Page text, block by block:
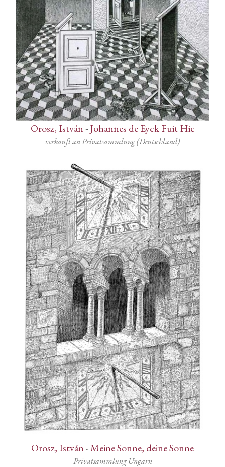
Orosz, István-Johannes de Eyck Fuit Hic
verkauft an Privatsammlung (Deutschland)
Orosz, István-Meine Sonne, deine Sonne
Privatsammlung Ungarn